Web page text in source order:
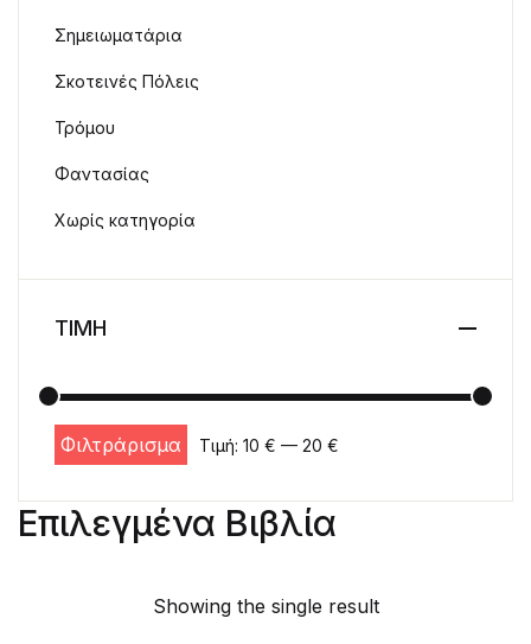
Επιλεγμένα Βιβλία
Showing the single result
Σημειωματάρια
Σκοτεινές Πόλεις
Τρόμου
Φαντασίας
Χωρίς κατηγορία
ΤΙΜΗ
Ελάχιστη τιμή
Μέγιστη τιμή
Φιλτράρισμα Τιμή: 10 € — 20 €